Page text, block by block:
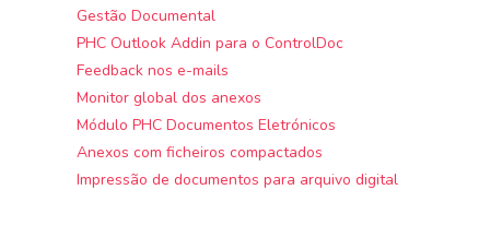
Gestão Documental
PHC Outlook Addin para o ControlDoc
Feedback nos e-mails
Monitor global dos anexos
Módulo PHC Documentos Eletrónicos
Anexos com ficheiros compactados
Impressão de documentos para arquivo digital